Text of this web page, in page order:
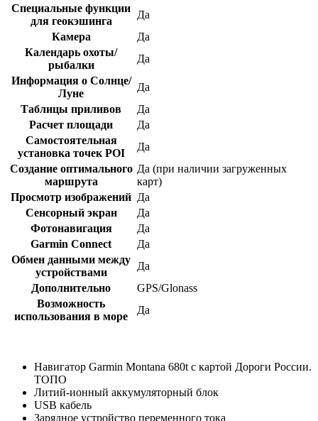
Специальные функции
для геокэшинга
Да
Камера
Да
Календарь охоты/
рыбалки
Да
Информация о Солнце/
Луне
Да
Таблицы приливов
Да
Расчет площади
Да
Самостоятельная
установка точек POI
Да
Создание оптимального
маршрута
Да (при наличии загруженных
карт)
Просмотр изображений Да
Сенсорный экран
Да
Фотонавигация
Да
Garmin Connect
Да
Обмен данными между
устройствами
Да
Дополнительно
GPS/Glonass
Возможность
использования в море
Да
Навигатор Garmin Montana 680t с картой Дороги России.
ТОПО
Литий-ионный аккумуляторный блок
USB кабель
Зарядное устройство переменного тока